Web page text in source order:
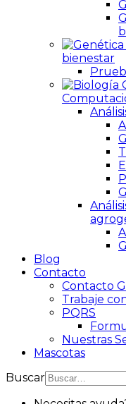
bienestar
Blog
Contacto
Contacto
Trabaje
PQRS
Nuestras
Mascotas
Buscar